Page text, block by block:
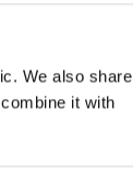
We also share
it with